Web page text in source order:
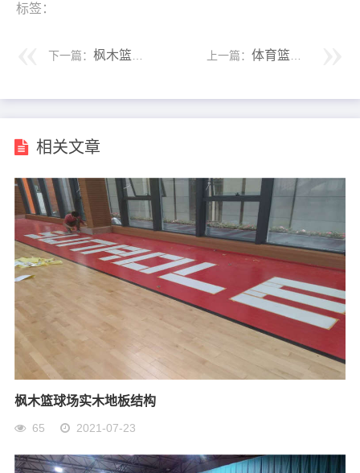
标签：
下一篇： 枫木篮球木地板保养细则 上一篇： 体育篮球木地板之枫木与柞木
相关文章
枫木篮球场实木地板结构
65 2021-07-23